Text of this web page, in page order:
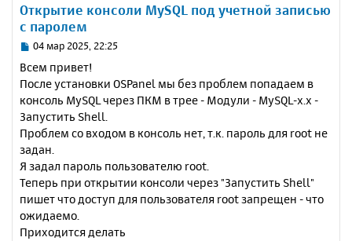
Открытие консоли MySQL под учетной записью
с паролем
С
о
б
щ
е
н
е
04 мар 2025, 22:25
Всем привет!
После установки OSPanel мы без проблем попадаем в
консоль MySQL через ПКМ в трее - Модули - MySQL-x.x -
Запустить Shell.
Проблем со входом в консоль нет, т.к. пароль для root не
задан.
Я задал пароль пользователю root.
Теперь при открытии консоли через "Запустить Shell"
пишет что доступ для пользователя root запрещен - что
ожидаемо.
Приходится делать